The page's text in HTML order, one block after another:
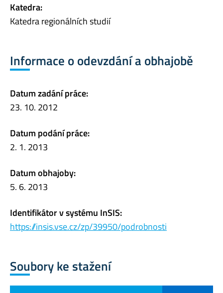
Katedra:
Katedra regionálních studií
Informace o odevzdání a obhajobě
Datum zadání práce:
23. 10. 2012
Datum podání práce:
2. 1. 2013
Datum obhajoby:
5. 6. 2013
Identifikátor v systému InSIS:
https://insis.vse.cz/zp/39950/podrobnosti
Soubory ke stažení